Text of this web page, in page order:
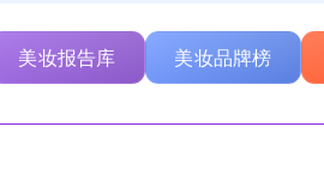
美妆报告库 美妆品牌榜